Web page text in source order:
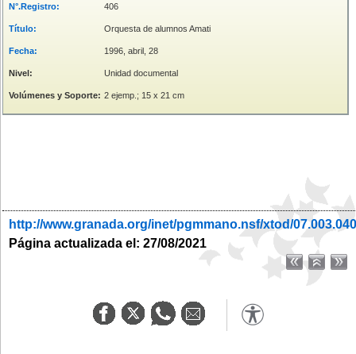
N°.Registro: 406
Título: Orquesta de alumnos Amati
Fecha: 1996, abril, 28
Nivel: Unidad documental
Volúmenes y Soporte: 2 ejemp.; 15 x 21 cm
http://www.granada.org/inet/pgmmano.nsf/xtod/
Página actualizada el: 27/08/2021